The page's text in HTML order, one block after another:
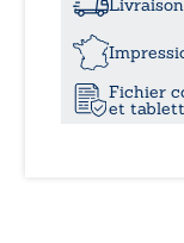
Fichier
et